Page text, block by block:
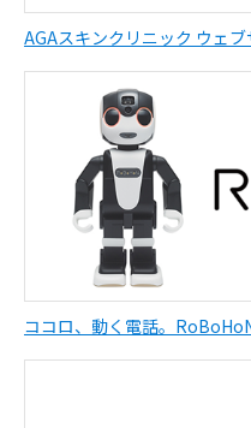
AGAスキンクリニック ウェブ
ココロ、動く電話。